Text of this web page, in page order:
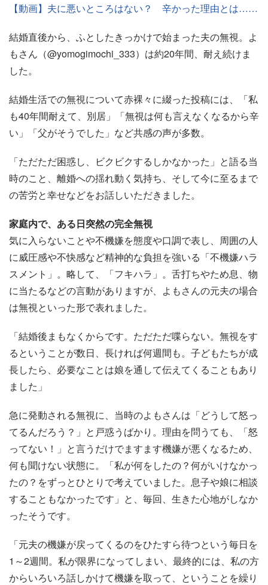
【動画】夫に悪いところはない？ 辛かった理由とは……
結婚直後から、ふとしたきっかけで始まった夫の無視。よ
もさん（@yomogimochi_333）は約20年間、耐え続けま
した。
結婚生活での無視について赤裸々に綴った投稿には、「私
も40年間耐えて、別居」「無視は何も言えなくなるから辛
い」「父がそうでした」など共感の声が多数。
「ただただ困惑し、ビクビクするしかなかった」と語る当
時のこと、離婚への揺れ動く気持ち、そして今に至るまで
の苦労と幸せなどをお話しいただきました。
家庭内で、ある日突然の完全無視
気に入らないことや不機嫌を態度や口調で表し、周囲の人
に威圧感や不快感など精神的な負担を強いる「不機嫌ハラ
スメント」。略して、「フキハラ」。舌打ちやため息、物
に当たるなどの言動がありますが、よもさんの元夫の場合
は無視といった形で表れました。
「結婚後まもなくからです。ただただ喋らない。無視をす
るということが数日、長ければ何週間も。子どもたちが成
長したら、必要なことは娘を通して伝えてくることもあり
ました」
急に発動される無視に、当時のよもさんは「どうして怒っ
てるんだろう？」と戸惑うばかり。理由を問うても、「怒
ってない！」と言うだけでますます機嫌が悪くなるため、
何も聞けない状態に。「私が何をしたの？何がいけなかっ
たの？をずっとひとりで考えていました。息子や娘に相談
することもなかったです」と、毎回、生きた心地がしなか
ったそうです。
「元夫の機嫌が戻ってくるのをひたすら待つという毎日を
1～2週間。私が限界になってしまい、最終的には、私の方
からいろいろ話しかけて機嫌を取って、ということを繰り